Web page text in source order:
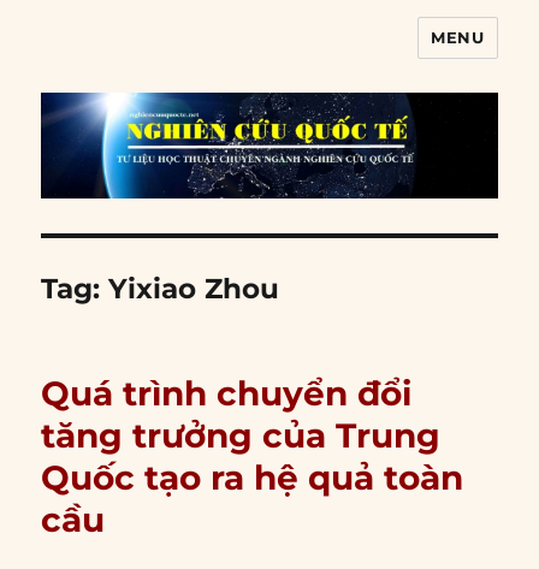
MENU
Tag:Yixiao Zhou
Quá trình chuyển đổi
tăng trưởng của Trung
Quốc tạo ra hệ quả toàn
cầu